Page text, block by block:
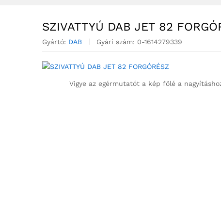
SZIVATTYÚ DAB JET 82
Gyártó: DAB Gyári szám: 0-1614279339
Vigye az egérmutatót a kép fölé a